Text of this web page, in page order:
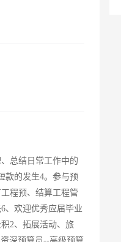
总结日常工作中的
款的发生4。参与预
程预、结算工程管
、欢迎优秀应届毕业
2、拓展活动、旅